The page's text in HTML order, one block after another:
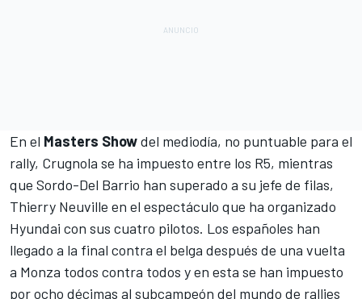
En el Masters Showdel mediodía, no puntuable para el
rally, Crugnola se ha impuesto entre los R5, mientras
que Sordo-Del Barrio han superado a su jefe de filas,
Thierry Neuville en el espectáculo que ha organizado
Hyundai con sus cuatro pilotos. Los españoles han
llegado a la final contra el belga después de una vuelta
a Monza todos contra todos y en esta se han impuesto
por ocho décimas al subcampeón del mundo de rallies